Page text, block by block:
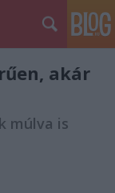
akár
múlva is